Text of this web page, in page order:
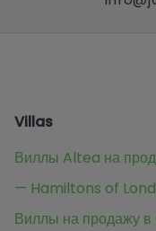
Villas
Виллы Altea на
— Hamiltons of
Виллы на продажу в